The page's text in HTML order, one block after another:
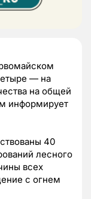
— на
на общей
информирует
40
лесного
всех
с огнем